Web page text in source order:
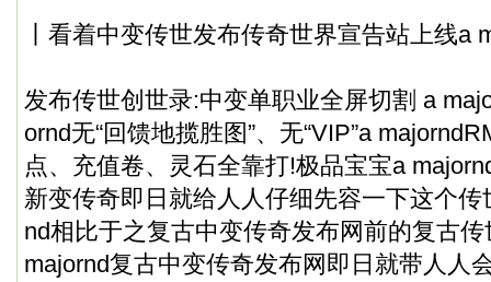
丨看着中变传世发布传奇世界宣告站上线a
发布传世创世录:中变单职业全屏切割 a
ornd无“回馈地揽胜图”、无“VIP”a
点、充值卷、灵石全靠打!极品宝宝a
新变传奇即日就给人人仔细先容一下这个
nd相比于之复古中变传奇发布网前的复古
majornd复古中变传奇发布网即日就带人人